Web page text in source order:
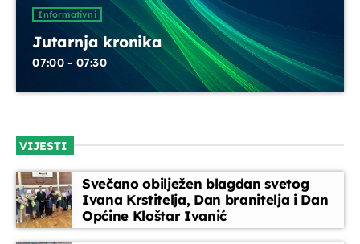
UPRAVO ETERU
Informativni
Jutarnja kronika
07:00 - 07:30
Informativni
Jutarnja kronika
07:00 - 07:30
VIJESTI
Svečano obilježen blagdan svetog
Ivana Krstitelja, Dan branitelja i Dan
Općine Kloštar Ivanić